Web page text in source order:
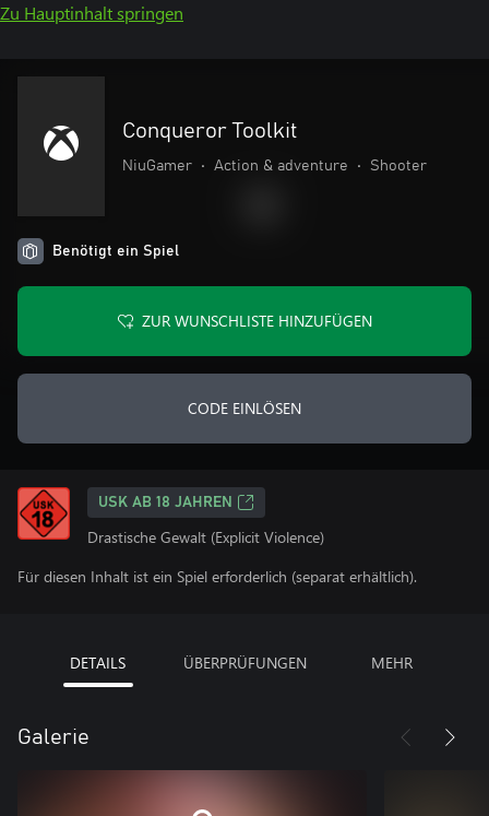
Zu Hauptinhalt springen
Conqueror Toolkit
NiuGamer • Action & adventure • Shooter
Benötigt ein Spiel
ZUR WUNSCHLISTE HINZUFÜGEN
CODE EINLÖSEN
USK AB 18 JAHREN
Drastische Gewalt (Explicit Violence)
Für diesen Inhalt ist ein Spiel erforderlich (separat erhältlich).
DETAILS ÜBERPRÜFUNGEN MEHR
Galerie